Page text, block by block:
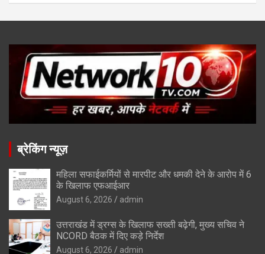
ब्रेकिंग न्यूज़
महिला सफाईकर्मियों से मारपीट और धमकी देने के आरोप में 6
के खिलाफ एफआईआर
August 6, 2026 admin
उत्तराखंड में ड्रग्स के खिलाफ सख्ती बढ़ेगी, मुख्य सचिव ने
NCORD बैठक में दिए कड़े निर्देश
August 6, 2026 admin